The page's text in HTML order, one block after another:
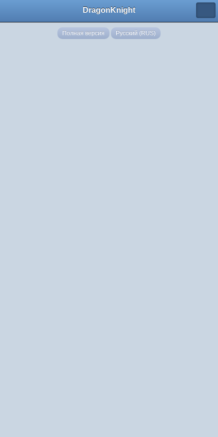
DragonKnight
Полная версия Русский (RUS)